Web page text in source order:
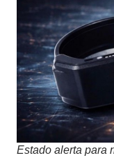
Estado alerta para